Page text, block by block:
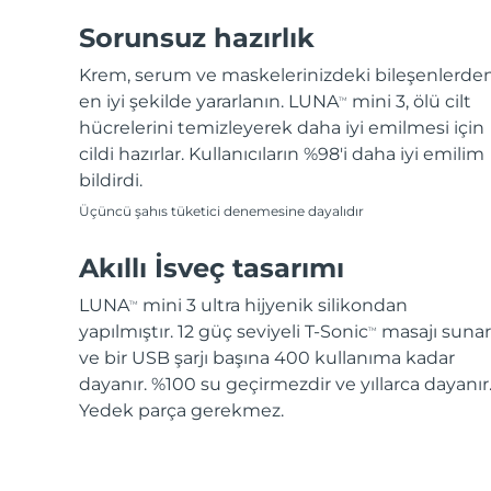
Sorunsuz hazırlık
Krem, serum ve maskelerinizdeki
en iyi şekilde yararlanın. LUNATM
mini 3, ölü cilt
hücrelerini temizleyerek daha iyi emilmesi için
cildi hazırlar. Kullanıcıların %98'i daha iyi emilim
bildirdi.
Üçüncü şahıs tüketici denemesine dayalıdır
Akıllı İsveç tasarımı
LUNATM
mini 3 ultra hijyenik silikondan
yapılmıştır. 12 güç seviyeli T-SonicTM
masajı sunar
ve bir USB şarjı başına 400 kullanıma kadar
dayanır. %100 su geçirmezdir ve yıllarca dayanır.
Yedek parça gerekmez.